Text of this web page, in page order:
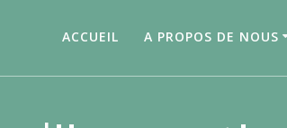
ACCUEIL A PROPOS DE NOUS